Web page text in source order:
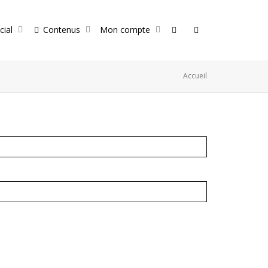
Contenus Mon compte
Accueil